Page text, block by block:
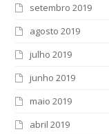
setembro 2019
agosto 2019
julho 2019
junho 2019
maio 2019
abril 2019